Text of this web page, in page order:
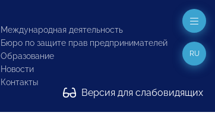
Международная деятельность
Бюро по защите прав предпринимателей
Образование
Новости
Контакты
Версия для слабовидящих
RU